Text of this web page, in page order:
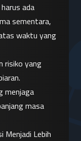
ada
sementara,
waktu yang
risiko yang
menjaga
masa
Menjadi Lebih